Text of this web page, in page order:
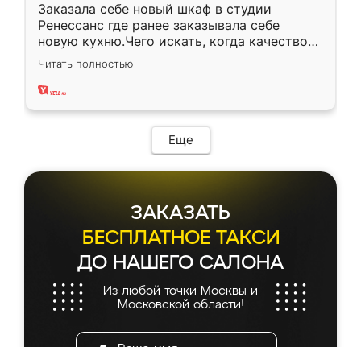
Заказала себе новый шкаф в студии
Ренессанс где ранее заказывала себе
новую кухню.Чего искать, когда качеством
вполне довольна. Служит кухня уже почти
два года, нареканий нет.
Читать полностью
Еще
ЗАКАЗАТЬ
БЕСПЛАТНОЕ ТАКСИ
ДО НАШЕГО САЛОНА
Из любой точки Москвы и
Московской области!